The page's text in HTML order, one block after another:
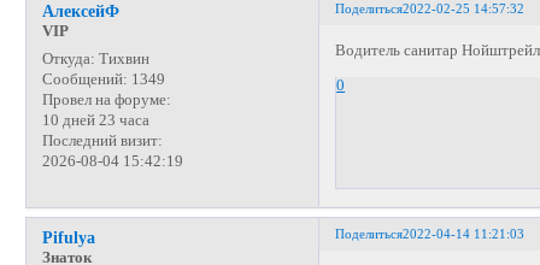
Поделиться2022-02-25 14:57:32
АлексейФ
VIP
Откуда: Тихвин
Сообщений: 1349
Провел на форуме:
10 дней 23 часа
Последний визит:
2026-08-04 15:42:19
Водитель санитар
0
Поделиться2022-04-14 11:21:03
Pifulya
Знаток